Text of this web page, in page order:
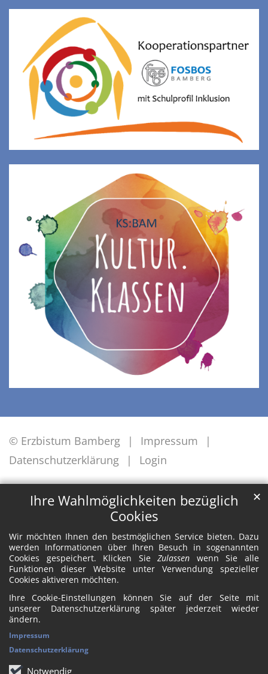
Ihre Wahlmöglichkeiten bezüglich
Cookies
Wir möchten Ihnen den bestmöglichen Service bieten. Dazu
werden Informationen über Ihren Besuch in sogenannten
Cookies gespeichert. Klicken SieZulassen wenn Sie alle
Funktionen dieser Website unter Verwendung spezieller
Cookies aktiveren möchten.
Ihre Cookie-Einstellungen können Sie auf der Seite mit
unserer Datenschutzerklärung später jederzeit wieder
ändern.
Notwendig
✕
Impressum
Datenschutzerklärung
© Erzbistum Bamberg
Impressum
Datenschutzerklärung
Login